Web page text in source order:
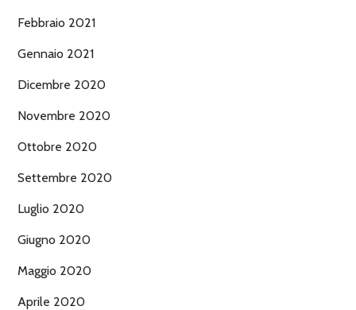
Febbraio 2021
Gennaio 2021
Dicembre 2020
Novembre 2020
Ottobre 2020
Settembre 2020
Luglio 2020
Giugno 2020
Maggio 2020
Aprile 2020